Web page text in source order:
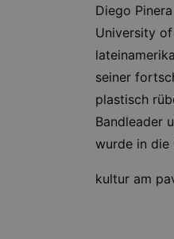
Diego
University
seiner
plastisch
Bandleader
wurde in die
kultur am